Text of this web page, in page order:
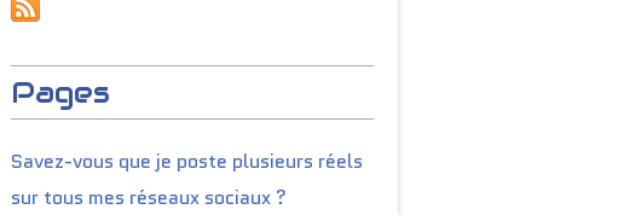
Pages
Savez-vous que je poste plusieurs réels
sur tous mes réseaux sociaux ?